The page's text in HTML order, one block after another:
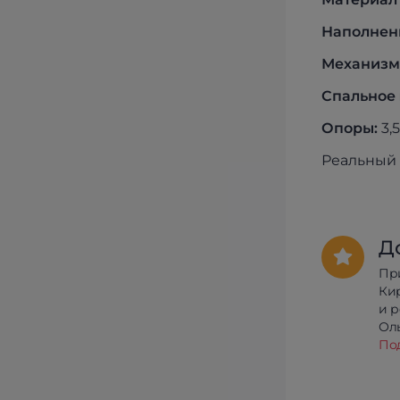
Спальное
Опоры:
Реальный
и